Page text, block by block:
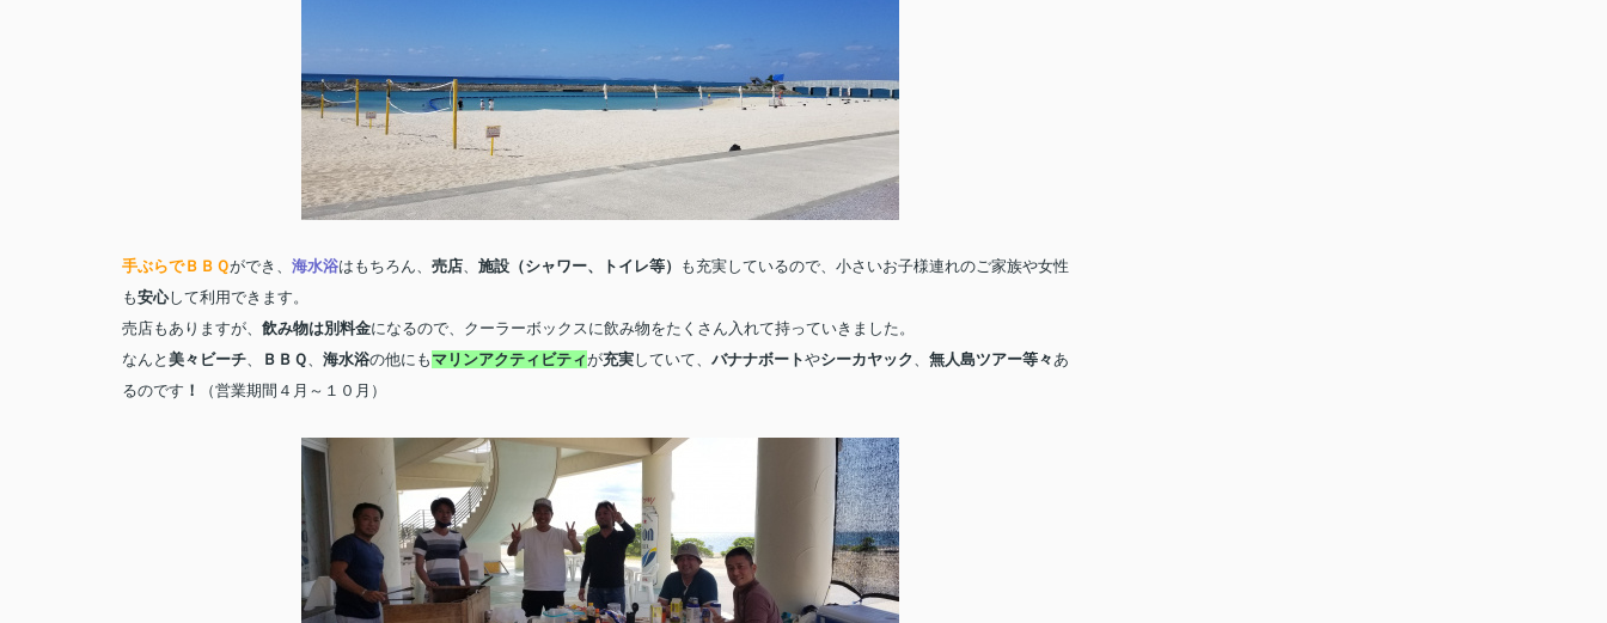
手ぶらでＢＢＱができ、 海水浴はもちろん、 売店、 施設（シャワー、トイレ等）
も充実しているので、小さいお子様連れのご家族や女性
も安心して利用できます。
売店もありますが、 飲み物は別料金になるので、クーラーボックスに飲み物をたくさん入れて持っていきました。
なんと 美々ビーチ、 ＢＢＱ、 海水浴の他にも マリンアクティビティが充実していて、 バナナボートやシーカヤック、 無人島ツアー等々あ
るのです ！ （営業期間４月～１０月）